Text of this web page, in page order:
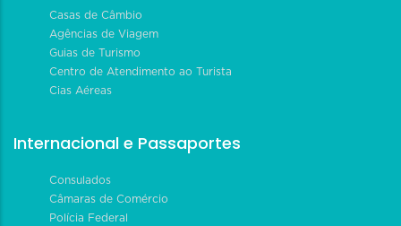
Casas de Câmbio
Agências de Viagem
Guias de Turismo
Centro de Atendimento ao Turista
Cias Aéreas
Internacional e Passaportes
Consulados
Câmaras de Comércio
Polícia Federal